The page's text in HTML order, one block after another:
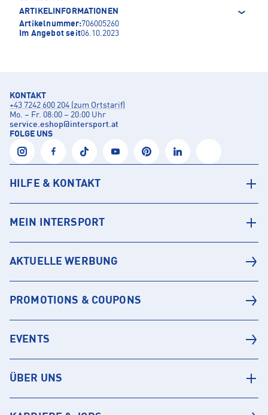
ARTIKELINFORMATIONEN
Artikelnummer:706005260
Im Angebot seit06.10.2023
KONTAKT
+43 7242 600 204 (zum Ortstarif)
Mo. – Fr. 08:00 – 20:00 Uhr
service.eshop@intersport.at
FOLGE UNS
HILFE & KONTAKT
MEIN INTERSPORT
AKTUELLE WERBUNG
PROMOTIONS & COUPONS
EVENTS
ÜBER UNS